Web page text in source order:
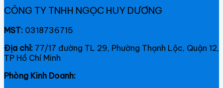
CÔNG TY TNHH NGỌC HUY DƯƠNG
MST: 0318736715
Địa chỉ: 77/17 đường TL 29, Phường Thạnh Lộc, Quận 12,
TP Hồ Chí Minh
Phòng Kinh Doanh: